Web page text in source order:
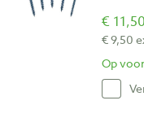
€
€ 9,50
Op